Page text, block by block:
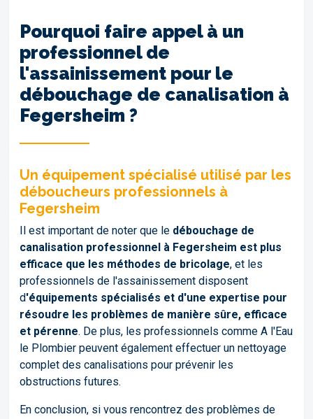
Pourquoi faire appel à un
professionnel de
l'assainissement pour le
débouchage de canalisation à
Fegersheim ?
Un équipement spécialisé utilisé par les
déboucheurs professionnels à
Fegersheim
Il est important de noter que le débouchage de
canalisation professionnel à Fegersheim est plus
efficace que les méthodes de bricolage, et les
professionnels de l'assainissement disposent
d'équipements spécialisés et d'une expertise pour
résoudre les problèmes de manière sûre, efficace
et pérenne. De plus, les professionnels comme A l'Eau
le Plombier peuvent également effectuer un nettoyage
complet des canalisations pour prévenir les
obstructions futures.
En conclusion, si vous rencontrez des problèmes de